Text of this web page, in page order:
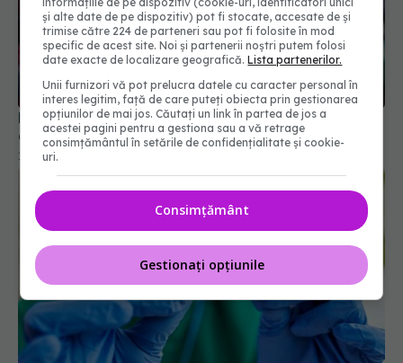
De ce apar mereu noi variante COVID. Ce s-a
aflat despre boală
11 feb 2026, 15:04
JN.1, noua tulpină COVID. Se răspândește rapid.
Ce se știe despre aceasta
și alte date de pe dispozitiv) pot fi stocate, accesate de și
trimise către 224 de parteneri sau pot fi folosite în mod
specific de acest site. Noi și partenerii noștri putem folosi
date exacte de localizare geografică.Lista partenerilor.
Unii furnizori vă pot prelucra datele cu caracter personal în
interes legitim, față de care puteți obiecta prin gestionarea
opțiunilor de mai jos. Căutați un link în partea de jos a
acestei pagini pentru a gestiona sau a vă retrage
consimțământul în setările de confidențialitate și cookie-
uri.
Consimțământ
Gestionați opțiunile